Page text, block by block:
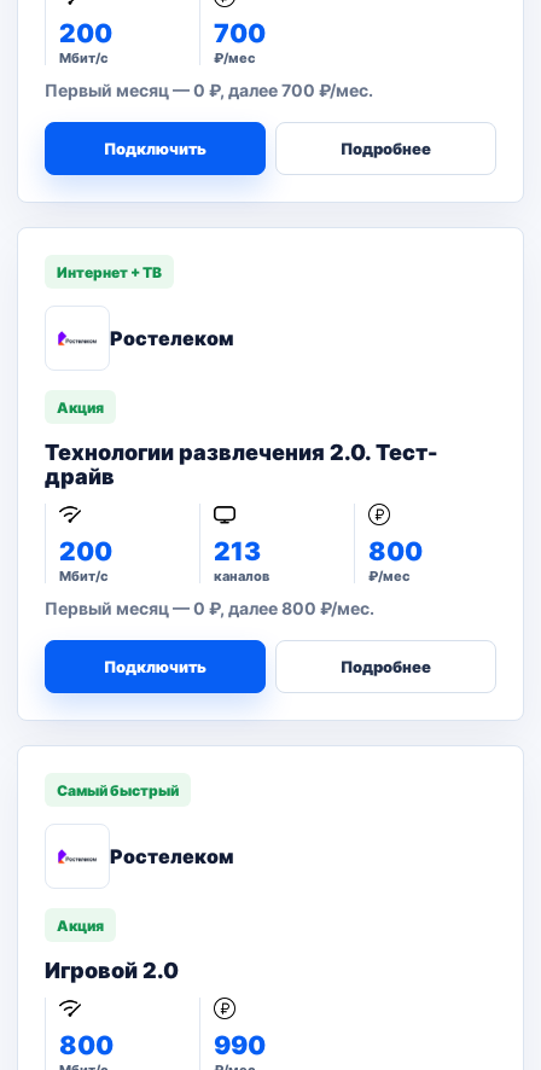
200
Мбит/с
700
₽/мес
Первый месяц — 0 ₽, далее 700 ₽/мес.
Подключить Подробнее
Интернет + ТВ
Ростелеком
Акция
Технологии развлечения 2.0. Тест-
драйв
200
Мбит/с
213
каналов
800
₽/мес
Первый месяц — 0 ₽, далее 800 ₽/мес.
Подключить Подробнее
Самый быстрый
Ростелеком
Акция
Игровой 2.0
800 990